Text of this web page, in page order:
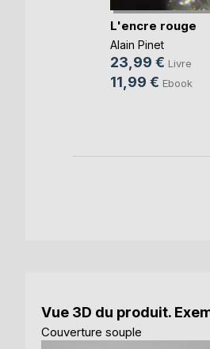
L'encre rouge
Alain Pinet
23,99 € Livre
11,99 € Ebook
Vue 3D du produit.
Couverture souple